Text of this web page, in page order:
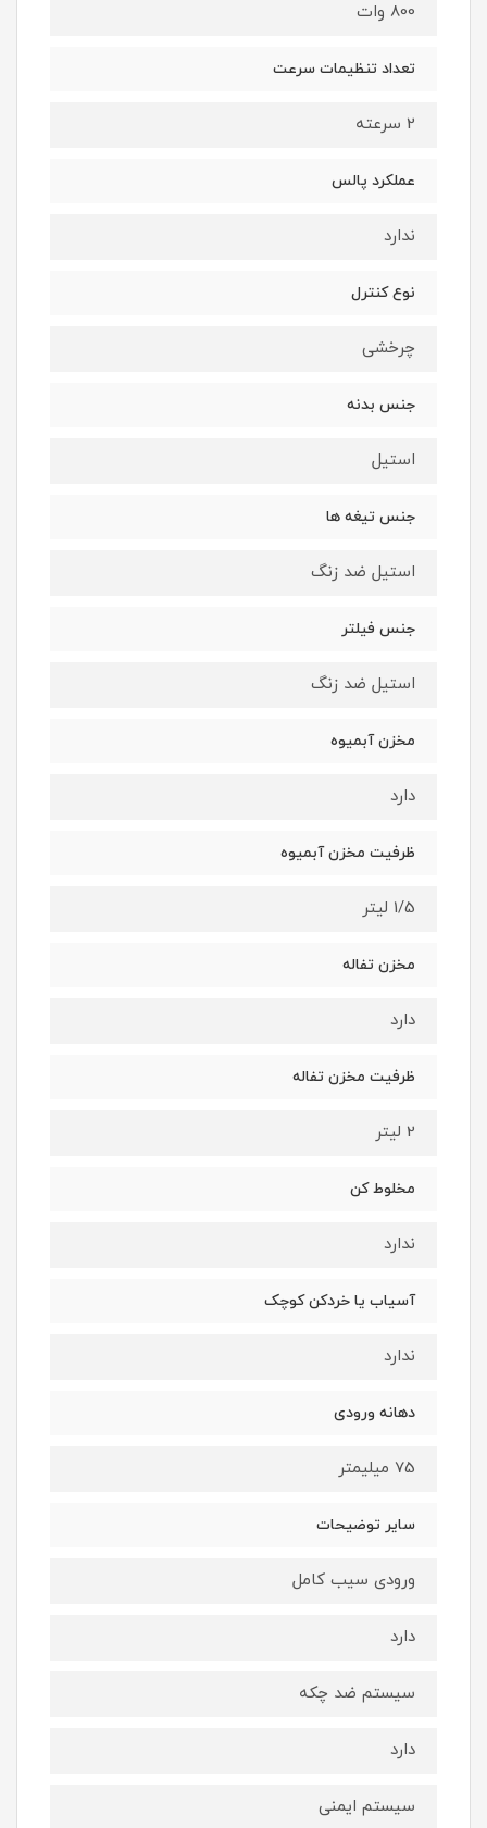
800 وات
تعداد تنظیمات سرعت
2 سرعته
عملکرد پالس
ندارد
نوع کنترل
چرخشی
جنس بدنه
استیل
جنس تیغه ها
استیل ضد زنگ
جنس فیلتر
استیل ضد زنگ
مخزن آبمیوه
دارد
ظرفیت مخزن آبمیوه
1/5 لیتر
مخزن تفاله
دارد
ظرفیت مخزن تفاله
2 لیتر
مخلوط کن
ندارد
آسیاب یا خردکن کوچک
ندارد
دهانه ورودی
75 میلیمتر
سایر توضیحات
ورودی سیب کامل
دارد
سیستم ضد چکه
دارد
سیستم ایمنی